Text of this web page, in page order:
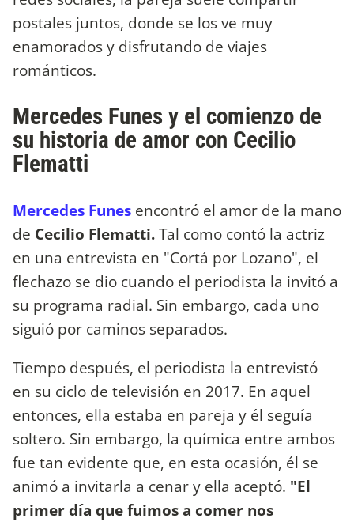
postales juntos, donde se los ve muy
enamorados y disfrutando de viajes
románticos.
Mercedes Funes y el comienzo de
su historia de amor con Cecilio
Flematti
Mercedes Funes encontró el amor de la mano
de Cecilio Flematti.Tal como contó la actriz
en una entrevista en "Cortá por Lozano", el
flechazo se dio cuando el periodista la invitó a
su programa radial. Sin embargo, cada uno
siguió por caminos separados.
Tiempo después, el periodista la entrevistó
en su ciclo de televisión en 2017. En aquel
entonces, ella estaba en pareja y él seguía
soltero. Sin embargo, la química entre ambos
fue tan evidente que, en esta ocasión, él se
animó a invitarla a cenar y ella aceptó. "El
primer día que fuimos a comer nos